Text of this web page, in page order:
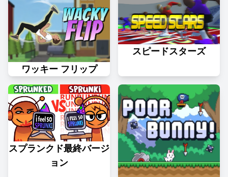
ワッキー フリップ
スピードスターズ
スプランクド最終バージ
ョン